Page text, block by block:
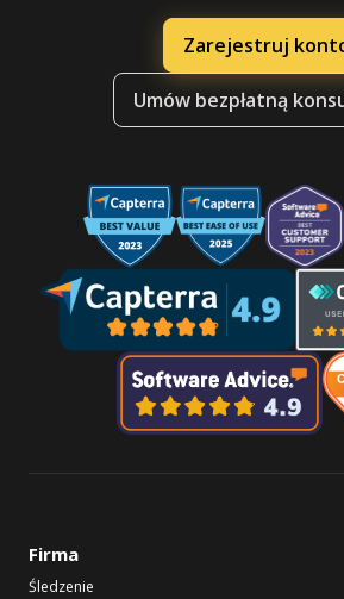
Zarejestruj
Umów bezpłatną
Firma
Śledzenie